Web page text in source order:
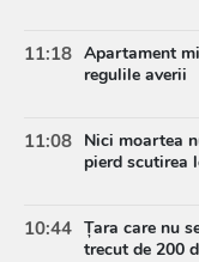
11:18 Apartament
regulile averii
11:08 Nici moartea
pierd scutirea
10:44 Țara care nu
trecut de 200